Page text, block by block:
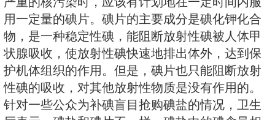
对身体有害无益。
碘盐和碘片不一样
浙江省卫生厅介绍，核与辐射突发